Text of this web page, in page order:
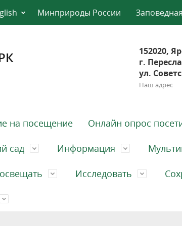
Минприроды России
152020,
г.
ул.
Наш адрес
на посещение Онлайн опрос
сад Информация
Исследовать